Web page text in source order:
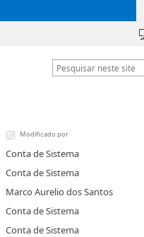
Modificado por
Conta de Sistema
Conta de Sistema
Marco Aurelio dos Santos
Conta de Sistema
Conta de Sistema